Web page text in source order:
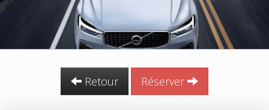
Retour Réserver